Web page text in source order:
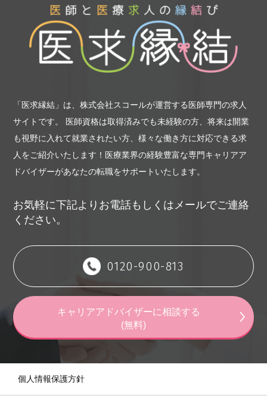
転職支援サービスの提供を開始した方（以下「利用者」とい
う）に、以下のサービスの中から適切なサービスを当社の判断
で提供するものとします。
（1）利用者から受領したお申込み内容と、当社に人材の紹介を
委託した企業（以下「求人企業」という）から受領する求人条
する利用者に対する求人応募勧誘
（3）応募手続きの代行
（4）電話や面談による転職相談の実施
（5）担当キャリアアドバイザーによる転職活動支援
（6）その他利用者の転職に有益と当社が判断する一切のサービ
ス
第3条（転職支援サービス提供の期間）
転職支援サービスは、利用者に転職活動継続の意思があり、か
限りにおいて継続して提供しますが、このうち、前項に定める
サービスのうち、（4）（5）については原則として、当社への
登録から1年間を上限に提供します。なお、サービス提供機関内
に転職支援サービスを通じて利用者が求人企業に入社した場
合、入社日をもって当該利用者への転職支援サービスの提供を
終了いたします。利用者から転職支援サービス提供の終了のお
申し出を受けた場合についても合理的な範囲内ですみやかに終
了させていただきます。
当社は、事業運営上やむを得ない場合は、利用者に何ら通知す
ることなく転職支援サービスの全部もしくは一部を変更し、ま
「医求縁結」は、株式会社スコールが運営する医師専門の求人
サイトです。
医師資格は取得済みでも未経験の方、将来は開業
も視野に入れて就業されたい方、様々な働き方に対応できる求
人をご紹介いたします！ 医療業界の経験豊富な専門キャリアア
ドバイザーがあなたの転職をサポートいたします。
お気軽に下記よりお電話もしくはメールでご連絡
ください。
0120-900-813
キャリアアドバイザーに相談する
(無料)
個人情報保護方針